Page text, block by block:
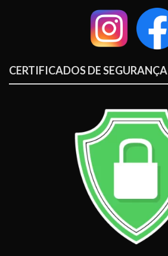
CERTIFICADOS DE SEGURANÇA